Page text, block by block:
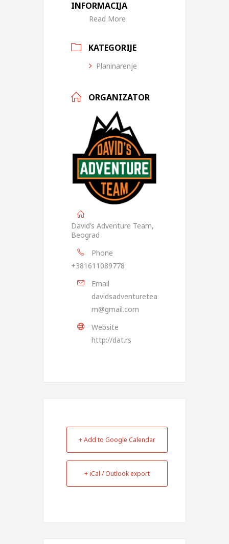
INFORMACIJA
Read More
KATEGORIJE
Planinarenje
ORGANIZATOR
David’s Adventure Team,
Beograd
Phone
+381611089778
Email
davidsadventuretea
m@gmail.com
Website
http://dat.rs
+ Add to Google Calendar
+ iCal / Outlook export